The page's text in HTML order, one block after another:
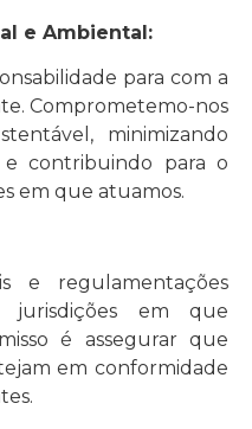
e Ambiental:
para com a
Comprometemo-nos
minimizando
e contribuindo para o
em que atuamos.
e regulamentações
jurisdições em que
é assegurar que
em conformidade